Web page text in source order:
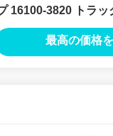
16100-3820 トラッ
/ 車用冷却水ポンプ
最高の価格